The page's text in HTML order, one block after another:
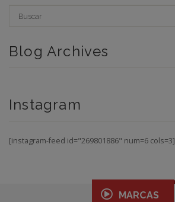
Blog Archives
Instagram
[instagram-feed id="269801886" num=6 cols=3]
MARCAS